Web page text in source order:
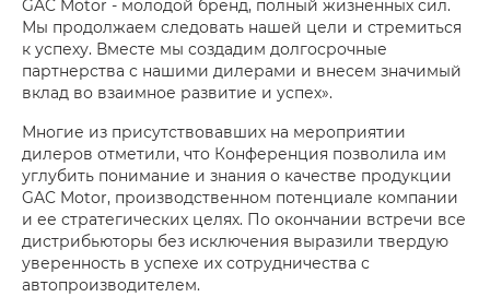
GAC Motor - молодой бренд, полный жизненных сил.
Мы продолжаем следовать нашей цели и стремиться
к успеху. Вместе мы создадим долгосрочные
партнерства с нашими дилерами и внесем значимый
вклад во взаимное развитие и успех».
Многие из присутствовавших на мероприятии
дилеров отметили, что Конференция позволила им
углубить понимание и знания о качестве продукции
GAC Motor, производственном потенциале компании
и ее стратегических целях. По окончании встречи все
дистрибьюторы без исключения выразили твердую
уверенность в успехе их сотрудничества с
автопроизводителем.